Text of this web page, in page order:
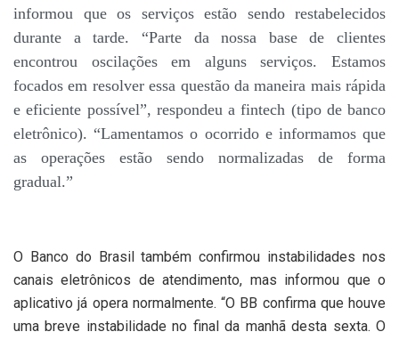
informou que os serviços estão sendo restabelecidos
durante a tarde. “Parte da nossa base de clientes
encontrou oscilações em alguns serviços. Estamos
focados em resolver essa questão da maneira mais rápida
e eficiente possível”, respondeu a fintech (tipo de banco
eletrônico). “Lamentamos o ocorrido e informamos que
as operações estão sendo normalizadas de forma
gradual.”
O Banco do Brasil também confirmou instabilidades nos
canais eletrônicos de atendimento, mas informou que o
aplicativo já opera normalmente. “O BB confirma que houve
uma breve instabilidade no final da manhã desta sexta. O